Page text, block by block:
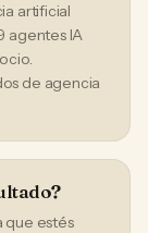
artificial
agentes IA
de agencia
que estés